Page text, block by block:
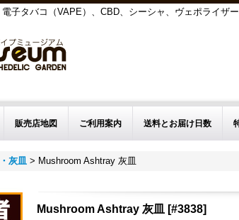
電子タバコ（VAPE）、CBD、シーシャ、ヴェポライ
販売店地図 ご利用案内 送料とお届け日数
灰皿 > Mushroom Ashtray 灰皿
Mushroom Ashtray 灰皿 [#3838]